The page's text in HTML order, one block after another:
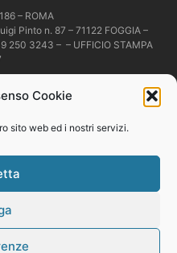
Cookie
sito web ed i nostri servizi.
– ROMA
Pinto n. 87 – 71122 FOGGIA –
250 3243 – – UFFICIO STAMPA
presenti in questo sito se non